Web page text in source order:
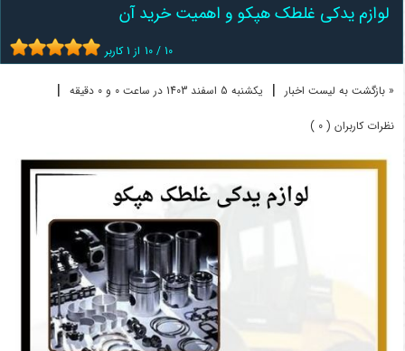
لوازم یدکی غلطک هپکو و اهمیت خرید آن
10 / 10 از 1کاربر
« بازگشت به لیست اخبار | یکشنبه 5 اسفند 1403 در ساعت 0 و 0 دقیقه |
نظرات کاربران ( 0 )